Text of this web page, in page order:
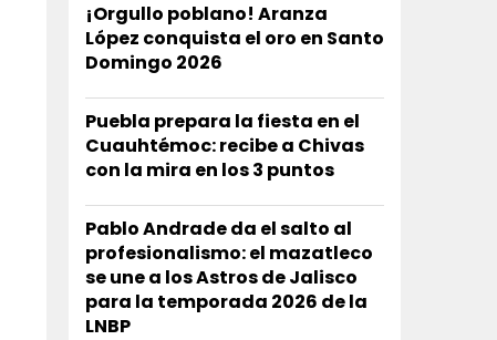
¡Orgullo poblano! Aranza
López conquista el oro en Santo
Domingo 2026
Puebla prepara la fiesta en el
Cuauhtémoc: recibe a Chivas
con la mira en los 3 puntos
Pablo Andrade da el salto al
profesionalismo: el mazatleco
se une a los Astros de Jalisco
para la temporada 2026 de la
LNBP